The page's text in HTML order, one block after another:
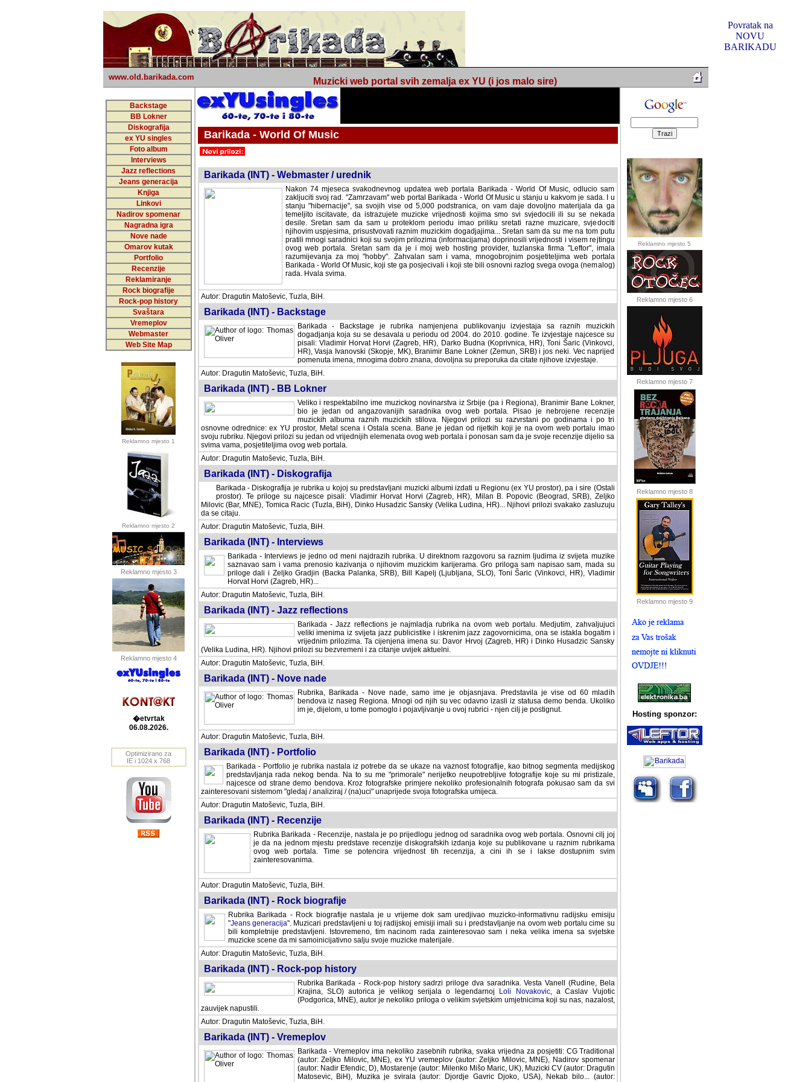
Povratak na
NOVU
BARIKADU
www.old.barikada.com Muzicki web portal svih zemalja ex YU (i jos malo sire)
Backstage
BB Lokner
Diskografija
ex YU singles
Foto album
Interviews
Jazz reflections
Jeans generacija
Knjiga
Linkovi
Nadirov spomenar
Nagradna igra
Nove nade
Omarov kutak
Portfolio
Recenzije
Reklamiranje
Rock biografije
Rock-pop history
Svaštara
Vremeplov
Webmaster
Web Site Map
Reklamno mjesto 1
Reklamno mjesto 2
Reklamno mjesto 3
Reklamno mjesto 4
�etvrtak
06.08.2026.
Optimizirano za
IE i 1024 x 768
Barikada - World Of Music
Barikada (INT) - Webmaster / urednik
Nakon 74 mjeseca svakodnevnog updatea web portala Barikada - World Of Music, odlucio sam
zakljuciti svoj rad. "Zamrzavam" web portal Barikada - World Of Music u stanju u kakvom je sada. I u
stanju "hibernacije", sa svojih vise od 5,000 podstranica, on vam daje dovoljno materijala da ga
temeljito iscitavate, da istrazujete muzicke vrijednosti kojima smo svi svjedocili ili su se nekada desile.
Sretan sam da sam u proteklom periodu imao priliku sretati razne muzicare, svjedociti njihovim
uspjesima, prisustvovati raznim muzickim dogadjajima... Sretan sam da su me na tom putu pratili
mnogi saradnici koji su svojim prilozima (informacijama) doprinosili vrijednosti i visem rejtingu ovog
web portala. Sretan sam da je i moj web hosting provider, tuzlanska firma "Leftor", imala
razumijevanja za moj "hobby". Zahvalan sam i vama, mnogobrojnim posjetiteljima web portala
Barikada - World Of Music, koji ste ga posjecivali i koji ste bili osnovni razlog svega ovoga (nemalog)
rada. Hvala svima.
Autor: Dragutin Matoševic, Tuzla, BiH.
Barikada (INT) - Backstage
Barikada - Backstage je rubrika namjenjena publikovanju izvjestaja sa raznih muzickih
dogadjanja koja su se desavala u periodu od 2004. do 2010. godine. Te izvjestaje najcesce su
pisali: Vladimir Horvat Horvi (Zagreb, HR), Darko Budna (Koprivnica, HR), Toni Šaric (Vinkovci,
HR), Vasja Ivanovski (Skopje, MK), Branimir Bane Lokner (Zemun, SRB) i jos neki. Vec naprijed
pomenuta imena, mnogima dobro znana, dovoljna su preporuka da citate njihove izvjestaje.
Autor: Dragutin Matoševic, Tuzla, BiH.
Barikada (INT) - BB Lokner
Veliko i respektabilno ime muzickog novinarstva iz Srbije (pa i Regiona), Branimir Bane Lokner,
bio je jedan od angazovanijih saradnika ovog web portala. Pisao je nebrojene recenzije muzickih
albuma raznih muzickih stilova. Njegovi prilozi su razvrstani po godinama i po tri osnovne
odrednice: ex YU prostor, Metal scena i Ostala scena. Bane je jedan od rijetkih koji je na ovom web portalu imao svoju rubriku.
Njegovi prilozi su jedan od vrijednijih elemenata ovog web portala i ponosan sam da je svoje recenzije dijelio sa svima vama,
posjetiteljima ovog web portala.
Autor: Dragutin Matoševic, Tuzla, BiH.
Barikada (INT) - Diskografija
Barikada - Diskografija je rubrika u kojoj su predstavljani muzicki albumi izdati u Regionu (ex YU prostor), pa i sire (Ostali
prostor). Te priloge su najcesce pisali: Vladimir Horvat Horvi (Zagreb, HR), Milan B. Popovic (Beograd, SRB), Zeljko Milovic
(Bar, MNE), Tomica Racic (Tuzla, BiH), Dinko Husadzic Sansky (Velika Ludina, HR)... Njihovi prilozi svakako zasluzuju da se
citaju.
Autor: Dragutin Matoševic, Tuzla, BiH.
Barikada (INT) - Interviews
Barikada - Interviews je jedno od meni najdrazih rubrika. U direktnom razgovoru sa raznim ljudima iz svijeta muzike
saznavao sam i vama prenosio kazivanja o njihovim muzickim karijerama. Gro priloga sam napisao sam, mada su
priloge dali i Zeljko Gradjin (Backa Palanka, SRB), Bill Kapelj (Ljubljana, SLO), Toni Šaric (Vinkovci, HR), Vladimir
Horvat Horvi (Zagreb, HR)...
Autor: Dragutin Matoševic, Tuzla, BiH.
Barikada (INT) - Jazz reflections
Barikada - Jazz reflections je najmladja rubrika na ovom web portalu. Medjutim, zahvaljujuci veliki
imenima iz svijeta jazz publicistike i iskrenim jazz zagovornicima, ona se istakla bogatim i
vrijednim prilozima. Ta cijenjena imena su: Davor Hrvoj (Zagreb, HR) i Dinko Husadzic Sansky
(Velika Ludina, HR). Njihovi prilozi su bezvremeni i za citanje uvijek aktuelni.
Autor: Dragutin Matoševic, Tuzla, BiH.
Barikada (INT) - Nove nade
Rubrika, Barikada - Nove nade, samo ime je objasnjava. Predstavila je vise od 60 mladih
bendova iz naseg Regiona. Mnogi od njih su vec odavno izasli iz statusa demo benda. Ukoliko im
je, dijelom, u tome pomoglo i pojavljivanje u ovoj rubrici - njen cilj je postignut.
Autor: Dragutin Matoševic, Tuzla, BiH.
Barikada (INT) - Portfolio
Barikada - Portfolio je rubrika nastala iz potrebe da se ukaze na vaznost fotografije, kao bitnog segmenta medijskog
predstavljanja rada nekog benda. Na to su me "primorale" nerijetko neupotrebljive fotografije koje su mi pristizale,
najcesce od strane demo bendova. Kroz fotografske primjere nekoliko profesionalnih fotografa pokusao sam da svi
zainteresovani sistemom "gledaj / analiziraj / (na)uci" unaprijede svoja fotografska umijeca.
Autor: Dragutin Matoševic, Tuzla, BiH.
Barikada (INT) - Recenzije
Rubrika Barikada - Recenzije, nastala je po prijedlogu jednog od saradnika ovog web portala. Osnovni cilj joj
je da na jednom mjestu predstave recenzije diskografskih izdanja koje su publikovane u raznim rubrikama
ovog web portala. Time se potencira vrijednost tih recenzija, a cini ih se i lakse dostupnim svim
zainteresovanima.
Autor: Dragutin Matoševic, Tuzla, BiH.
Barikada (INT) - Rock biografije
Rubrika Barikada - Rock biografije nastala je u vrijeme dok sam uredjivao muzicko-informativnu radijsku emisiju
"Jeans generacija". Muzicari predstavljeni u toj radijskoj emisiji imali su i predstavljanje na ovom web portalu cime su
bili kompletnije predstavljeni. Istovremeno, tim nacinom rada zainteresovao sam i neka velika imena sa svjetske
muzicke scene da mi samoinicijativno salju svoje muzicke materijale.
Autor: Dragutin Matoševic, Tuzla, BiH.
Barikada (INT) - Rock-pop history
Rubrika Barikada - Rock-pop history sadrzi priloge dva saradnika. Vesta Vanell (Rudine, Bela
Krajina, SLO) autorica je velikog serijala o legendarnoj
Loli Novakovic, a Caslav Vujotic
(Podgorica, MNE), autor je nekoliko priloga o velikim svjetskim umjetnicima koji su nas, nazalost,
zauvijek napustili.
Autor: Dragutin Matoševic, Tuzla, BiH.
Barikada (INT) - Vremeplov
Barikada - Vremeplov ima nekoliko zasebnih rubrika, svaka vrijedna za posjetiti: CG Traditional
(autor: Zeljko Milovic, MNE), ex YU vremeplov (autor: Zeljko Milovic, MNE), Nadirov spomenar
(autor: Nadir Efendic, D), Mostarenje (autor: Milenko Mišo Maric, UK), Muzicki CV (autor: Dragutin
Matosevic, BiH), Muzika je svirala (autor: Djordje Gavric Djoko, USA), Nekab bilo... (autor:
Reklamno mjesto 5
Reklamno mjesto 6
Reklamno mjesto 7
Reklamno mjesto 8
Reklamno mjesto 9
Hosting sponzor: